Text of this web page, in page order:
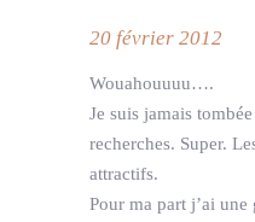
20 février 2012
Wouahouuuu….
Je suis jamais
recherches. Super.
attractifs.
Pour ma part j’ai une